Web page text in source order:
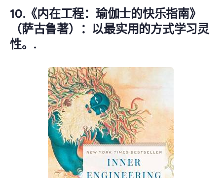
10.《内在工程：瑜伽士的快乐指南》
（萨古鲁著）：以最实用的方式学习灵
性。.